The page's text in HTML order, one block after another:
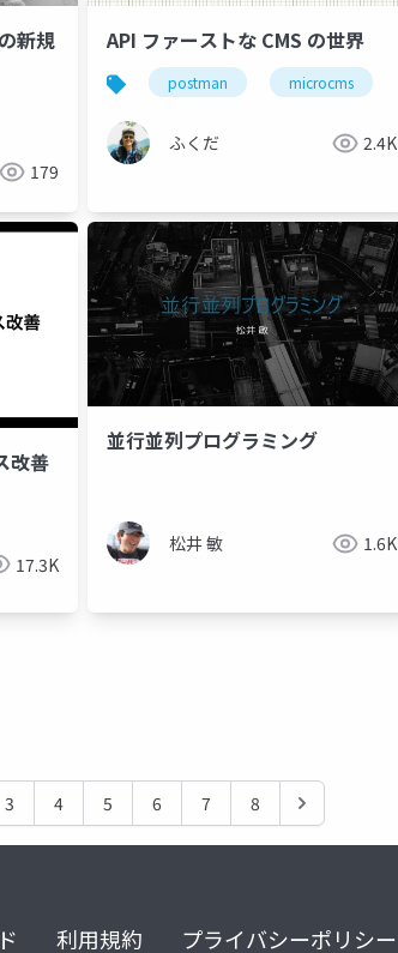
新規
179
API ファーストな CMS の世界
postman microcms
ふくだ 2.4K
改善
17.3K
並行並列プログラミング
松井 敏 1.6K
3 4 5 6 7 8
利用規約 プライバシーポリシー